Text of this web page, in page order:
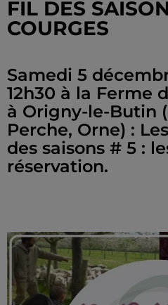
FIL DES
COURGES
Samedi 5
12h30 à la Ferme
à Origny-le-Butin
Perche, Orne) :
des saisons # 5 :
réservation.